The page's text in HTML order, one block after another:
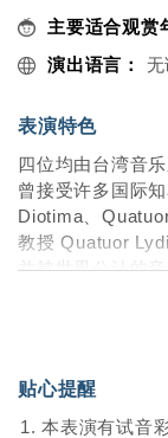
主要适合观赏
演出语言：
无
表演特色
四位均由台湾音
曾接受许多国际
Diotima、
教授 Quatuor
并被世界公认的
20年以上的古典
如国家音乐厅的听
贴心提醒
本表演有试音